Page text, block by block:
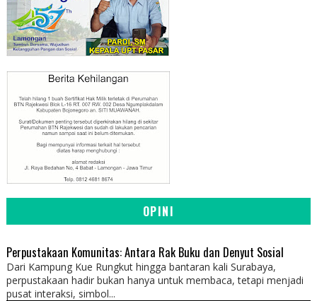
OPINI
Perpustakaan Komunitas: Antara Rak Buku dan Denyut Sosial
Dari Kampung Kue Rungkut hingga bantaran kali Surabaya,
perpustakaan hadir bukan hanya untuk membaca, tetapi menjadi
pusat interaksi, simbol...